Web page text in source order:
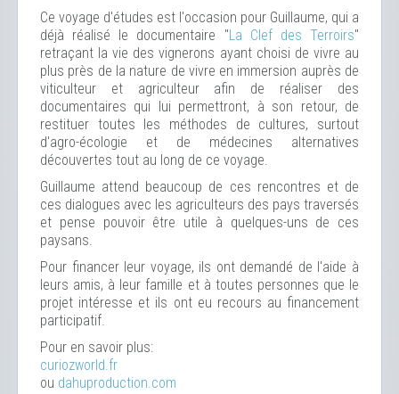
Ce voyage d'études est l'occasion pour Guillaume, qui a
déjà réalisé le documentaire "La Clef des Terroirs"
retraçant la vie des vignerons ayant choisi de vivre au
plus près de la nature de vivre en immersion auprès de
viticulteur et agriculteur afin de réaliser des
documentaires qui lui permettront, à son retour, de
restituer toutes les méthodes de cultures, surtout
d'agro-écologie et de médecines alternatives
découvertes tout au long de ce voyage.
Guillaume attend beaucoup de ces rencontres et de
ces dialogues avec les agriculteurs des pays traversés
et pense pouvoir être utile à quelques-uns de ces
paysans.
Pour financer leur voyage, ils ont demandé de l'aide à
leurs amis, à leur famille et à toutes personnes que le
projet intéresse et ils ont eu recours au financement
participatif.
Pour en savoir plus:
curiozworld.fr
ou dahuproduction.com